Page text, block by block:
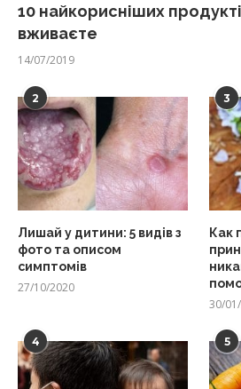
10 найкорисніших
вживаєте
14/07/2019
2
Лишай у дитини: 5 видів з
фото та описом
симптомів
27/10/2020
3
Как
30/
4 5